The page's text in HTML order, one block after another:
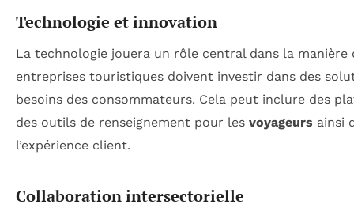
Technologie et innovation
La technologie jouera un rôle central dans la manière
entreprises touristiques doivent investir dans des
besoins des consommateurs. Cela peut inclure des
des outils de renseignement pour les voyageurs ainsi
l’expérience client.
Collaboration intersectorielle